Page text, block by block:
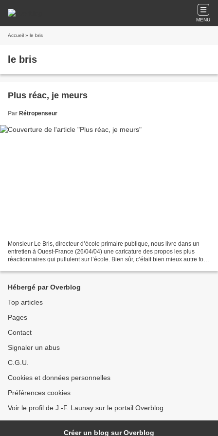
MENU
Accueil » le bris
le bris
Plus réac, je meurs
Par Rétropenseur
Monsieur Le Bris, directeur d’école primaire publique, nous livre dans un
entretien à Ouest-France (26/04/04) une caricature des propos les plus
réactionnaires qui pullulent sur l’école. Bien sûr, c’était bien mieux autre fois
Hébergé par Overblog
Top articles
Pages
Contact
Signaler un abus
C.G.U.
Cookies et données personnelles
Préférences cookies
Voir le profil de J.-F. Launay sur le portail Overblog
Créer un blog sur Overblog